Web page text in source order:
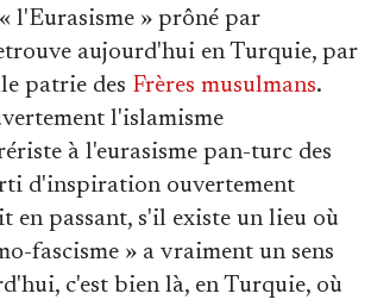
l'Eurasisme » prôné par
aujourd'hui en Turquie, par
patrie des Frères musulmans.
l'islamisme
à l'eurasisme pan-turc des
d'inspiration ouvertement
en passant, s'il existe un lieu où
fascisme » a vraiment un sens
c'est bien là, en Turquie, où